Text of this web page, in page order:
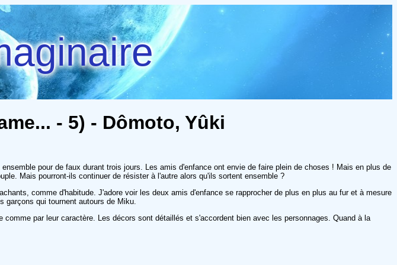
- 5) - Dômoto, Yûki
pour de faux durant trois jours. Les amis d'enfance ont envie de faire plein de choses ! Mais en plus de
Mais pourront-ils continuer de résister à l'autre alors qu'ils sortent ensemble ?
comme d'habitude. J'adore voir les deux amis d'enfance se rapprocher de plus en plus au fur et à mesure
qui tournent autours de Miku.
par leur caractère. Les décors sont détaillés et s'accordent bien avec les personnages. Quand à la